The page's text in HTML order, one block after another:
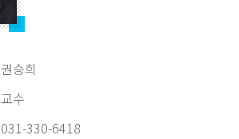
권승희
교수
031-330-6418